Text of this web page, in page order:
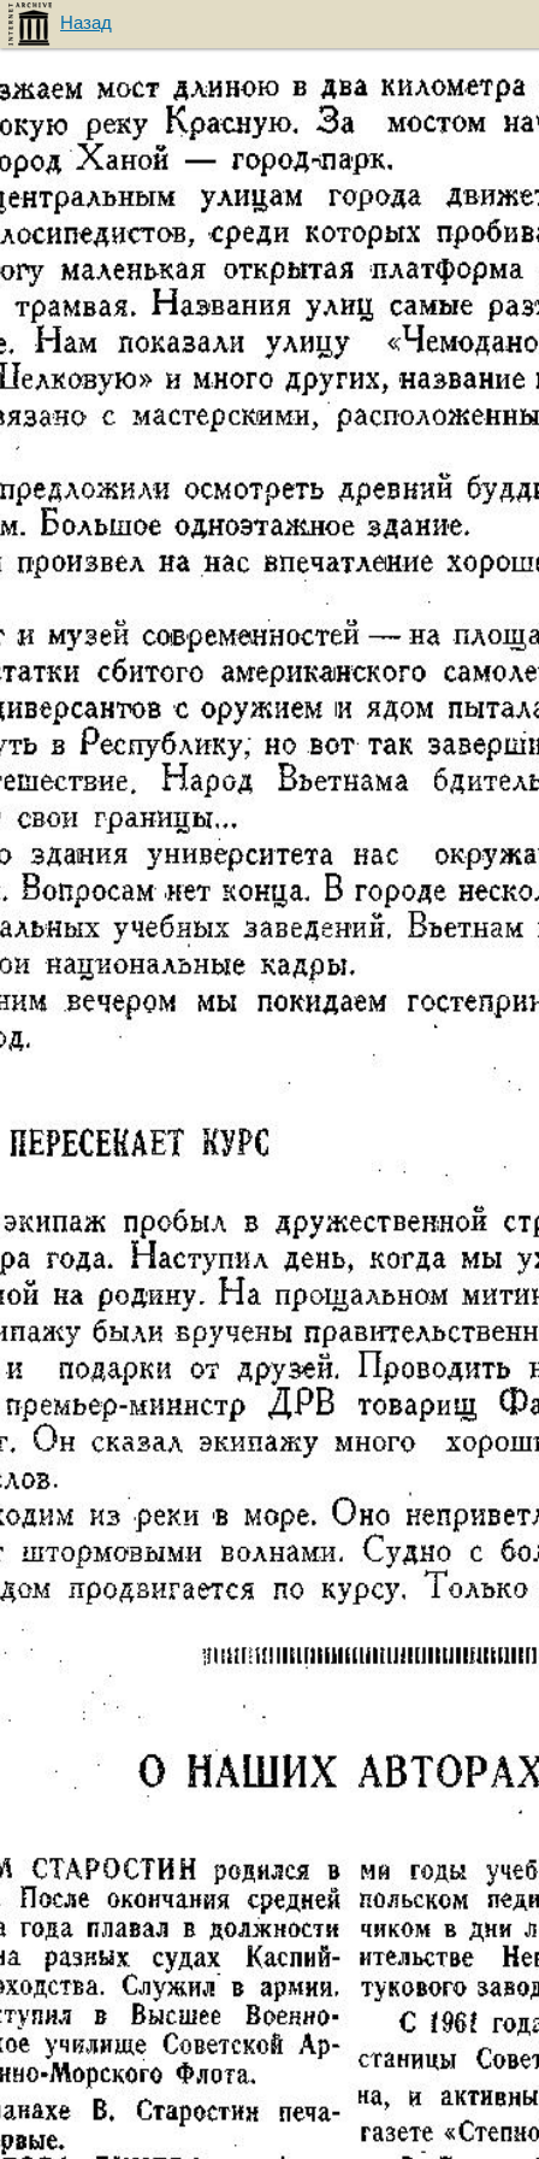
Назад